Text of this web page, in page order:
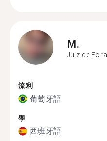
M.
Juiz de Fora
流利
葡萄牙語
學
西班牙語